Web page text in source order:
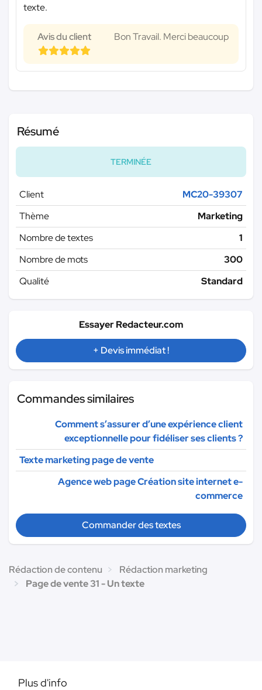
texte.
Avis du client Bon Travail. Merci beaucoup
Résumé
TERMINÉE
Client
MC20-39307
Thème
Marketing
Nombre de textes
1
Nombre de mots
300
Qualité
Standard
Essayer Redacteur.com
+ Devis immédiat !
Commandes similaires
Comment s’assurer d’une expérience client
exceptionnelle pour fidéliser ses clients ?
Texte marketing page de vente
Agence web page Création site internet e-
commerce
Commander des textes
Rédaction de contenu
Rédaction marketing
Page de vente 31 - Un texte
Plus d'info